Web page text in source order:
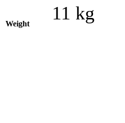
Weight
11 kg